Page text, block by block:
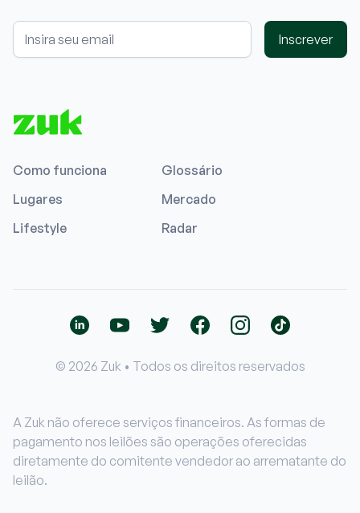
Inscrever
Como funciona
Glossário
Lugares
Mercado
Lifestyle
Radar
© 2026 Zuk • Todos os direitos reservados
A Zuk não oferece serviços financeiros. As formas de
pagamento nos leilões são operações oferecidas
diretamente do comitente vendedor ao arrematante do
leilão.